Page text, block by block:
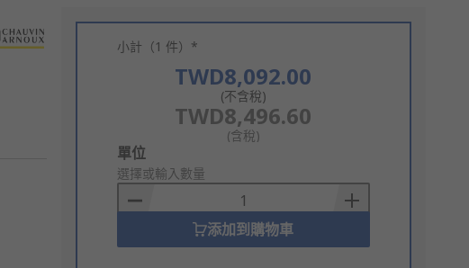
小計（1 件）*
TWD8,092.00
(不含稅)
TWD8,496.60
(含稅)
Add
to
Basket
單位
選擇或輸入數量
添加到購物車